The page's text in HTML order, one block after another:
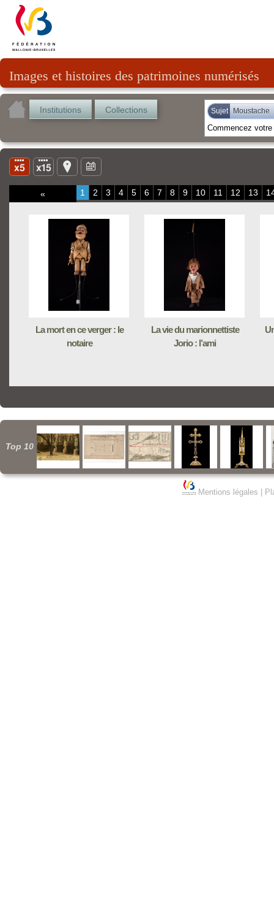
Images et histoires des patrimoines numérisés
Institutions Collections Sujet Moustache
« 1 2 3 4 5 6 7 8 9 10 11 12 13
La mort en ce verger : le
notaire
La vie du marionnettiste
Jorio : l’ami
Top 10
Mentions légales